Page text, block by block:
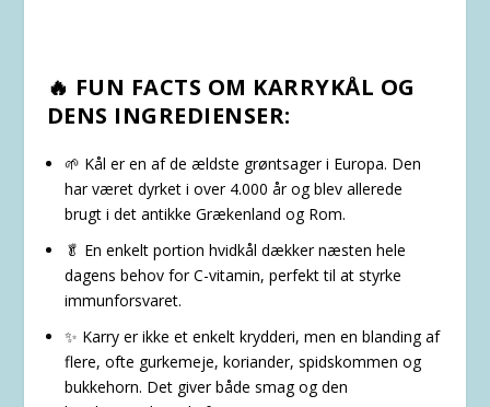
🔥 FUN FACTS OM KARRYKÅL OG
DENS INGREDIENSER:
🌱 Kål er en af de ældste grøntsager i Europa. Den
har været dyrket i over 4.000 år og blev allerede
brugt i det antikke Grækenland og Rom.
🥬 En enkelt portion hvidkål dækker næsten hele
dagens behov for C-vitamin, perfekt til at styrke
immunforsvaret.
✨ Karryer ikke et enkelt krydderi, men en blanding af
flere, ofte gurkemeje, koriander, spidskommen og
bukkehorn. Det giver både smag og den